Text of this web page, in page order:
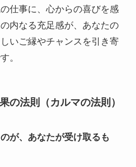
仕事に、心からの喜びを感
内なる充足感が、あなたの
いご縁やチャンスを引き寄
。
の法則（カルマの法則）
が、あなたが受け取るも